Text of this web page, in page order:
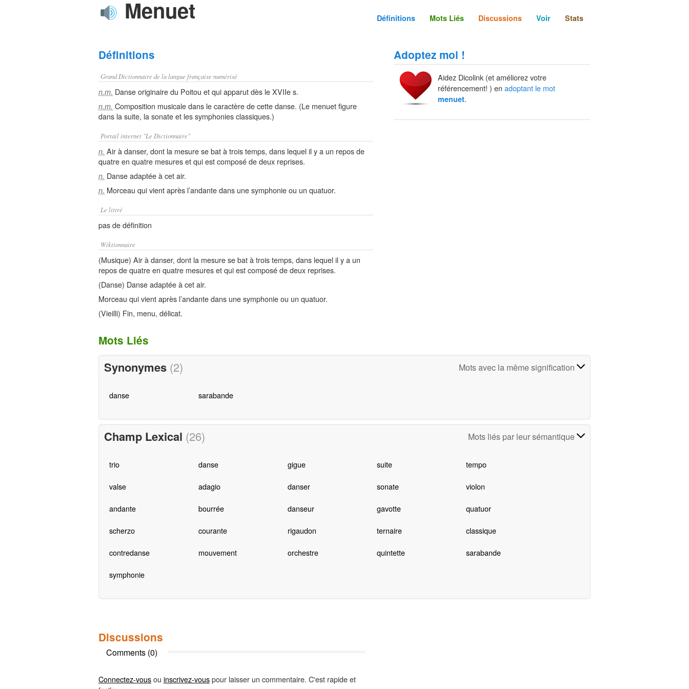
Menuet Définitions Mots Liés Discussions Voir Stats
Définitions
Grand Dictionnaire de la langue française numérisé
n.m. Danse originaire du Poitou et qui apparut dès le XVIIe s.
n.m. Composition musicale dans le caractère de cette danse. (Le menuet figure
dans la suite, la sonate et les symphonies classiques.)
Portail internet "Le Dictionnaire"
n. Air à danser, dont la mesure se bat à trois temps, dans lequel il y a un repos de
quatre en quatre mesures et qui est composé de deux reprises.
n. Danse adaptée à cet air.
n. Morceau qui vient après l’andante dans une symphonie ou un quatuor.
Le littré
pas de définition
Wiktionnaire
(Musique) Air à danser, dont la mesure se bat à trois temps, dans lequel il y a un
repos de quatre en quatre mesures et qui est composé de deux reprises.
(Danse) Danse adaptée à cet air.
Morceau qui vient après l’andante dans une symphonie ou un quatuor.
(Vieilli) Fin, menu, délicat.
Adoptez moi !
Aidez Dicolink (et améliorez votre
référencement! ) en adoptant le mot
menuet.
Mots Liés
Synonymes (2) Mots avec la même signification
danse sarabande
Champ Lexical (26) Mots liés par leur sémantique
trio danse gigue suite tempo
valse adagio danser sonate violon
andante bourrée danseur gavotte quatuor
scherzo courante rigaudon ternaire classique
contredanse mouvement orchestre quintette sarabande
symphonie
Discussions
Comments (0)
Connectez-vousou inscrivez-vouspour laisser un commentaire. C'est rapide et